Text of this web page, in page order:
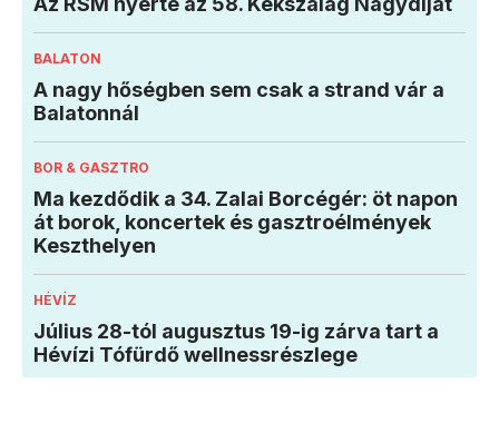
BALATON
A nagy hőségben sem csak a strand vár a
Balatonnál
BOR & GASZTRO
Ma kezdődik a 34. Zalai Borcégér: öt napon
át borok, koncertek és gasztroélmények
Keszthelyen
HÉVÍZ
Július 28-tól augusztus 19-ig zárva tart a
Hévízi Tófürdő wellnessrészlege